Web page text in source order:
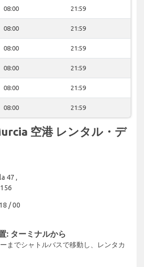
08:00 21:59
08:00 21:59
08:00 21:59
08:00 21:59
08:00 21:59
08:00 21:59
空港 レンタル・デ
47 ,
/ 00
: ターミナルから
までシャトルバスで移動し、レンタカ